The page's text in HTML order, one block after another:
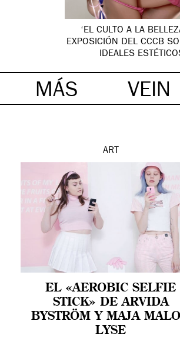
‘EL CULTO A LA
EXPOSICIÓN DEL CCCB
IDEALES
MÁS VEIN
ART
EL «AEROBIC SELFIE
STICK» DE ARVIDA
BYSTRÖM Y MAJA
LYSE